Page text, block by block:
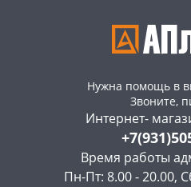
Нужна помощь в
Звоните,
Интернет-
Время работы
Пн-Пт: 8.00 - 20.00,